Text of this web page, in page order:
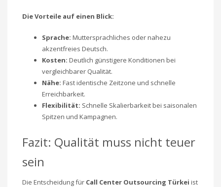
Die Vorteile auf einen Blick:
Sprache: Muttersprachliches oder nahezu
akzentfreies Deutsch.
Kosten: Deutlich günstigere Konditionen bei
vergleichbarer Qualität.
Nähe: Fast identische Zeitzone und schnelle
Erreichbarkeit.
Flexibilität: Schnelle Skalierbarkeit bei saisonalen
Spitzen und Kampagnen.
Fazit: Qualität muss nicht teuer
sein
Die Entscheidung für Call Center Outsourcing Türkei ist